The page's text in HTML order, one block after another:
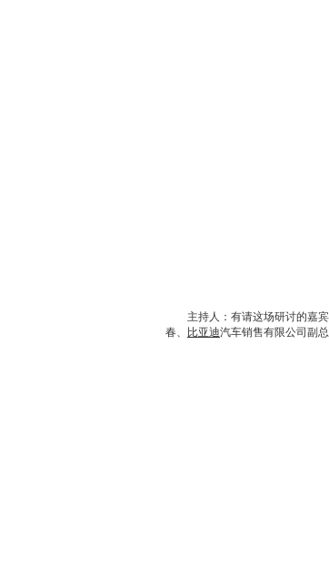
主持人：有请这场研讨的嘉宾
春、
比亚迪汽车销售有限公司副总